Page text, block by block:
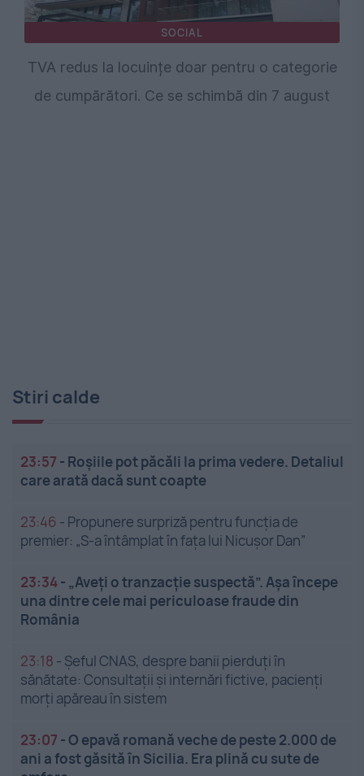
SOCIAL
TVA redus la locuințe doar pentru o categorie
de cumpărători. Ce se schimbă din 7 august
Stiri calde
23:57 - Roșiile pot păcăli la prima vedere. Detaliul
care arată dacă sunt coapte
23:46 - Propunere surpriză pentru funcția de
premier: „S-a întâmplat în fața lui Nicușor Dan”
23:34- „Aveți o tranzacție suspectă”. Așa începe
una dintre cele mai periculoase fraude din
România
23:18 - Șeful CNAS, despre banii pierduți în
sănătate: Consultații și internări fictive, pacienți
morți apăreau în sistem
23:07 -O epavă romană veche de peste 2.000 de
ani a fost găsită în Sicilia. Era plină cu sute de